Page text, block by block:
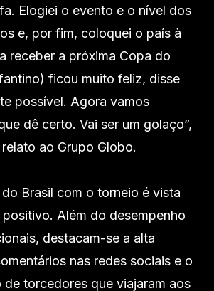
Elogiei o evento e o nível dos
e, por fim, coloquei o país à
receber a próxima Copa do
ficou muito feliz, disse
possível. Agora vamos
dê certo. Vai ser um golaço”,
ao Grupo Globo.
Brasil com o torneio é vista
Além do desempenho
destacam-se a alta
nas redes sociais e o
de torcedores que viajaram aos